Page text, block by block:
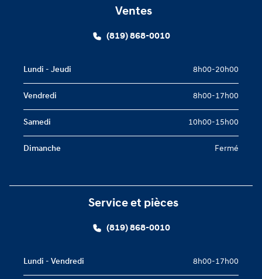
Ventes
(819) 868-0010
Lundi - Jeudi 8h00-20h00
Vendredi 8h00-17h00
Samedi 10h00-15h00
Dimanche Fermé
Service et pièces
(819) 868-0010
Lundi - Vendredi 8h00-17h00